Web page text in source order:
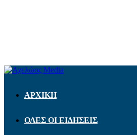
ΑΡΧΙΚΗ
ΟΛΕΣ ΟΙ ΕΙΔΗΣΕΙΣ